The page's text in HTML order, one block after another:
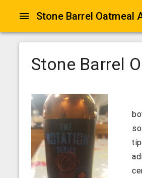
Stone Barrel Oatmeal
Stone Barrel